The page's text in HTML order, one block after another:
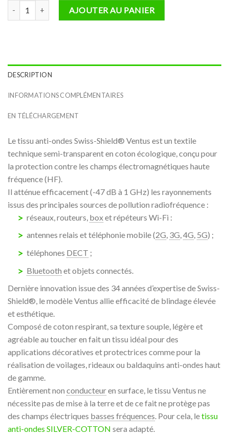
quantité de Tissu anti-ondes Hautes Fréquences Swiss Shield
AJOUTER AU PANIER
DESCRIPTION
INFORMATIONS COMPLÉMENTAIRES
EN TÉLÉCHARGEMENT
Le tissu anti-ondes Swiss-Shield® Ventus est un textile
technique semi-transparent en coton écologique, conçu pour
la protection contre les champs électromagnétiques haute
fréquence (HF).
Il atténue efficacement (-47 dB à 1 GHz) les rayonnements
issus des principales sources de pollution radiofréquence :
réseaux, routeurs, boxet répéteurs Wi-Fi :
antennes relais et téléphonie mobile (2G, 3G,4G, 5G) ;
téléphones DECT ;
Bluetooth et objets connectés.
Dernière innovation issue des 34 années d’expertise de Swiss-
Shield®, le modèle Ventus allie efficacité de blindage élevée
et esthétique.
Composé de coton respirant, sa texture souple, légère et
agréable au toucher en fait un tissu idéal pour des
applications décoratives et protectrices comme pour la
réalisation de voilages, rideaux ou baldaquins anti-ondes haut
de gamme.
Entièrement non conducteuren surface, le tissu Ventus ne
nécessite pas de mise à la terre et de ce fait ne protège pas
des champs électriques basses fréquences. Pour cela, letissu
anti-ondes SILVER-COTTON sera adapté.